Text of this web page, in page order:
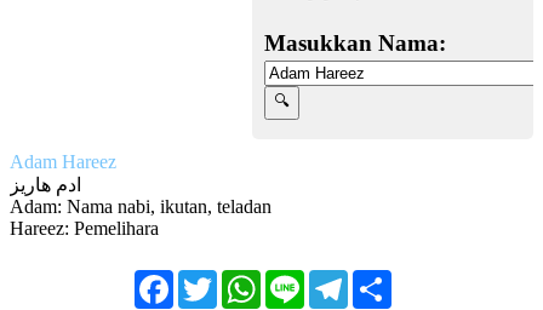
Masukkan Nama:
Adam Hareez
ادم هاريز
Adam: Nama nabi, ikutan, teladan
Hareez: Pemelihara
FacebookTwitterWhatsApp
Line Telegram